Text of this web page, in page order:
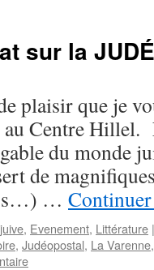
sur la
plaisir que je
Centre Hillel.
du monde
de
…
, Evenement, Littérature |
, Judéopostal, La Varenne